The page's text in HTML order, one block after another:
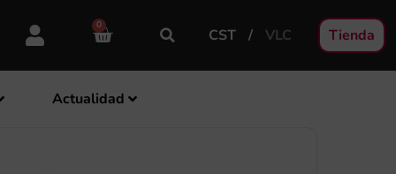
0
CST VLC Tienda
Actualidad